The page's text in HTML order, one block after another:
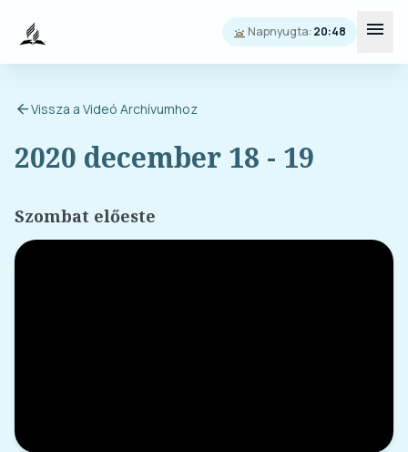
wb_twilight Napnyugta: 20:48 menu
arrow_backVissza a Videó Archívumhoz
2020 december 18 - 19
Szombat előeste